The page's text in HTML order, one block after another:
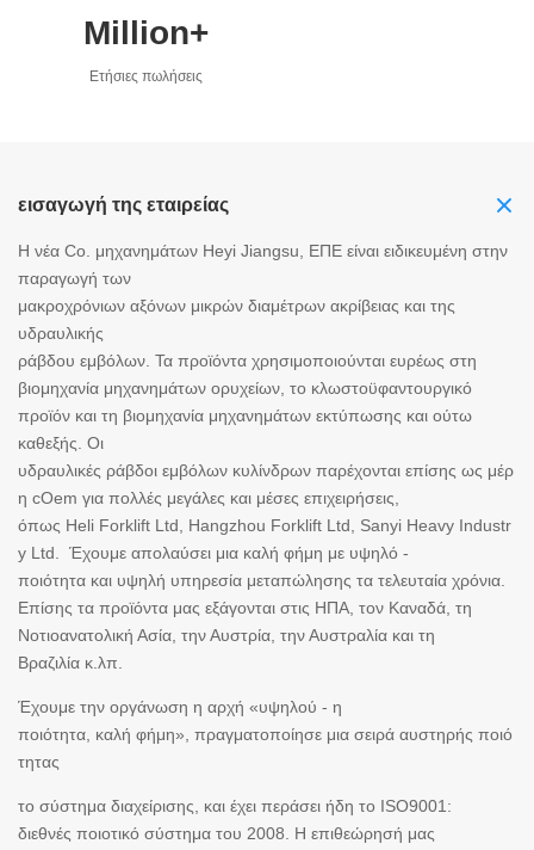
Million+
Ετήσιες πωλήσεις
εισαγωγή της εταιρείας
Η νέα Co. μηχανημάτων Heyi Jiangsu, ΕΠΕ είναι ειδικευμένη στην
παραγωγή των
μακροχρόνιων αξόνων μικρών διαμέτρων ακρίβειας και της
υδραυλικής
ράβδου εμβόλων. Τα προϊόντα χρησιμοποιούνται ευρέως στη
βιομηχανία μηχανημάτων ορυχείων, το κλωστοϋφαντουργικό
προϊόν και τη βιομηχανία μηχανημάτων εκτύπωσης και ούτω
καθεξής. Οι
υδραυλικές ράβδοι εμβόλων κυλίνδρων παρέχονται επίσης ως μέρ
η cOem για πολλές μεγάλες και μέσες επιχειρήσεις,
όπως Heli Forklift Ltd, Hangzhou Forklift Ltd, Sanyi Heavy Industr
y Ltd. Έχουμε απολαύσει μια καλή φήμη με υψηλό -
ποιότητα και υψηλή υπηρεσία μεταπώλησης τα τελευταία χρόνια.
Επίσης τα προϊόντα μας εξάγονται στις ΗΠΑ, τον Καναδά, τη
Νοτιοανατολική Ασία, την Αυστρία, την Αυστραλία και τη
Βραζιλία κ.λπ.
Έχουμε την οργάνωση η αρχή «υψηλού - η
ποιότητα, καλή φήμη», πραγματοποίησε μια σειρά αυστηρής ποιό
τητας
το σύστημα διαχείρισης, και έχει περάσει ήδη το ISO9001:
διεθνές ποιοτικό σύστημα του 2008. Η επιθεώρησή μας